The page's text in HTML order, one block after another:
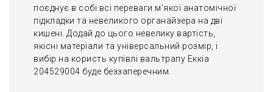
поєднує в собі всі переваги м’якої анатомічної
підкладки та невеликого органайзера на дві
кишені. Додай до цього невелику вартість,
якісні матеріали та універсальний розмір, і
вибір на користь купівлі вальтрапу Еккіа
204529004 буде беззаперечним.